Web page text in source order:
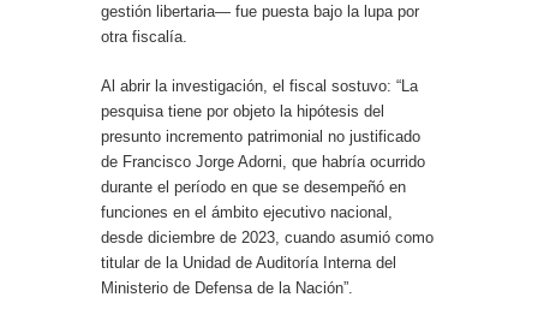
gestión libertaria— fue puesta bajo la lupa por
otra fiscalía.
Al abrir la investigación, el fiscal sostuvo: “La
pesquisa tiene por objeto la hipótesis del
presunto incremento patrimonial no justificado
de Francisco Jorge Adorni, que habría ocurrido
durante el período en que se desempeñó en
funciones en el ámbito ejecutivo nacional,
desde diciembre de 2023, cuando asumió como
titular de la Unidad de Auditoría Interna del
Ministerio de Defensa de la Nación”.